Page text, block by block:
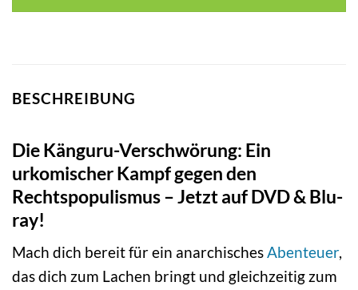
BESCHREIBUNG
Die Känguru-Verschwörung: Ein
urkomischer Kampf gegen den
Rechtspopulismus – Jetzt auf DVD & Blu-
ray!
Mach dich bereit für ein anarchischesAbenteuer,
das dich zum Lachen bringt und gleichzeitig zum